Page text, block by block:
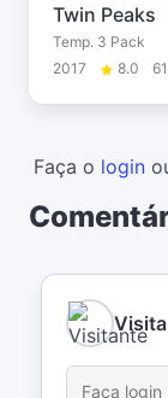
Twin Peaks
Temp. 3 Pack
2017
8.0
Faça o login